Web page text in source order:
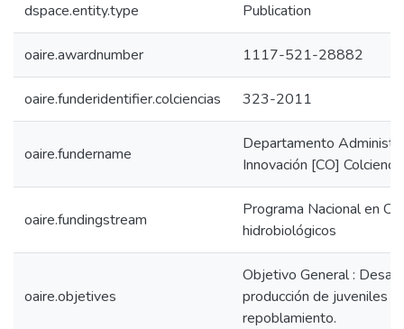
dspace.entity.type Publication
oaire.awardnumber 1117-521-28882
oaire.funderidentifier.colciencias 323-2011
oaire.fundername
Departamento
Innovación [CO]
oaire.fundingstream
Programa Nacional en
hidrobiológicos
oaire.objetives
Objetivo General :
producción de juveniles
repoblamiento.